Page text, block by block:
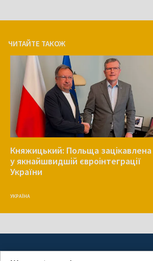
ЧИТАЙТЕ ТАКОЖ
Княжицький: Польща зацікавлена
у якнайшвидшій євроінтеграції
України
УКРАЇНА